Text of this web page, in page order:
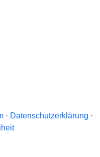
· Datenschutzerklärung ·